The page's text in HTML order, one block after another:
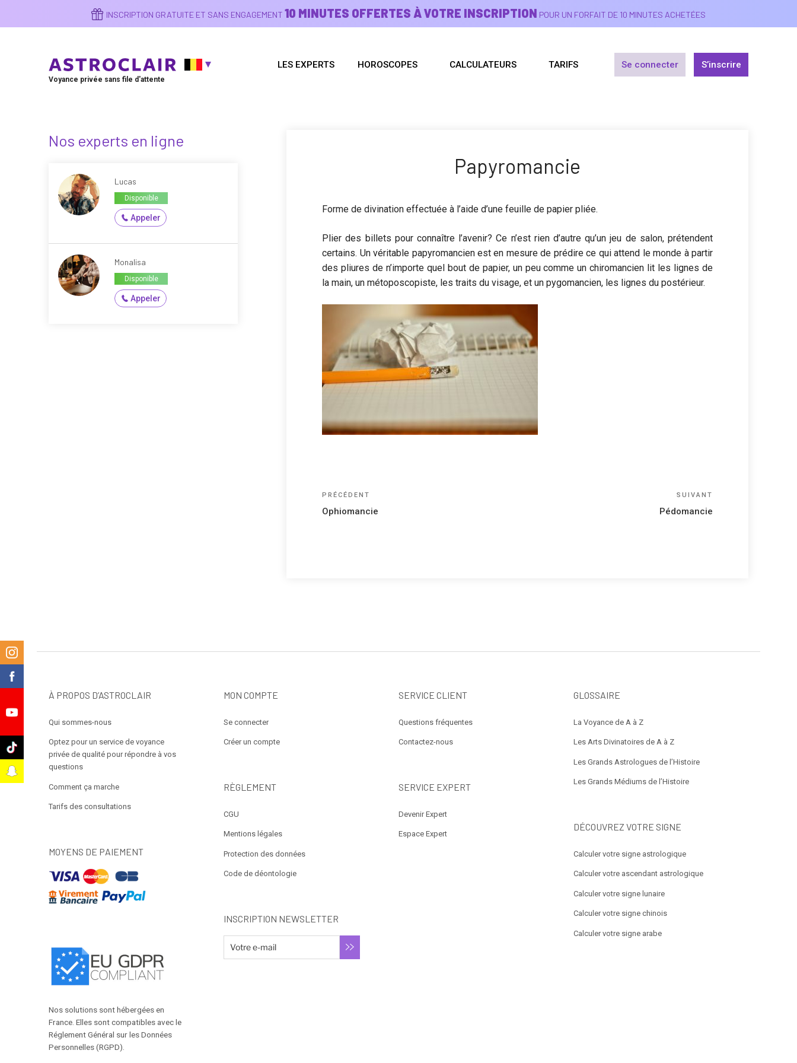
contenu
INSCRIPTION GRATUITE ET SANS ENGAGEMENT 10 MINUTES OFFERTES À VOTRE INSCRIPTION POUR UN FORFAIT DE 10 MINUTES ACHETÉES
Voyance privée sans file d'attente
LES EXPERTS HOROSCOPES CALCULATEURS TARIFS Se connecter S’inscrire
Papyromancie
Forme de divination effectuée à l’aide d’une feuille de papier pliée.
Plier des billets pour connaître l’avenir? Ce n’est rien d’autre qu’un jeu de salon, prétendent
certains. Un véritable papyromancien est en mesure de prédire ce qui attend le monde à partir
des pliures de n’importe quel bout de papier, un peu comme un chiromancien lit les lignes de
la main, un métoposcopiste, les traits du visage, et un pygomancien, les lignes du postérieur.
Navigation
de
Article
précédent
PRÉCÉDENT
Ophiomancie
SUIVANT
Pédomancie
Nos experts en ligne
Lucas
Disponible
Appeler
Monalisa
Disponible
Appeler
À PROPOS D’ASTROCLAIR
Qui sommes-nous
Optez pour un service de voyance
privée de qualité pour répondre à vos
questions
Comment ça marche
Tarifs des consultations
MOYENS DE PAIEMENT
Nos solutions sont hébergées en
France. Elles sont compatibles avec le
Réglement Général sur les Données
Personnelles (RGPD).
MON COMPTE
Se connecter
Créer un compte
RÈGLEMENT
CGU
Mentions légales
Protection des données
Code de déontologie
INSCRIPTION NEWSLETTER
SERVICE CLIENT
Questions fréquentes
Contactez-nous
SERVICE EXPERT
Devenir Expert
Espace Expert
GLOSSAIRE
La Voyance de A à Z
Les Arts Divinatoires de A à Z
Les Grands Astrologues de l’Histoire
Les Grands Médiums de l’Histoire
DÉCOUVREZ VOTRE SIGNE
Calculer votre signe astrologique
Calculer votre ascendant astrologique
Calculer votre signe lunaire
Calculer votre signe chinois
Calculer votre signe arabe